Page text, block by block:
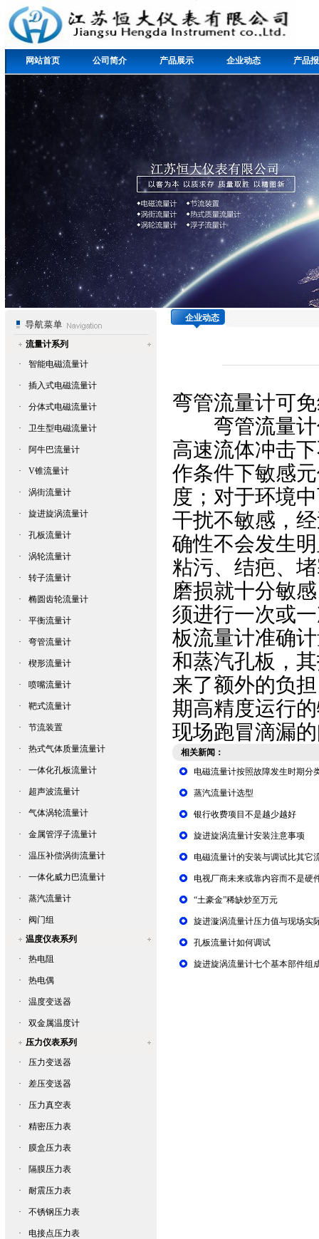
网站首页 公司简介 产品展示 企业动态 产品
流量计系列
·
智能电磁流量计
· 插入式电磁流量计
· 分体式电磁流量计
· 卫生型电磁流量计
· 阿牛巴流量计
· V锥流量计
· 涡街流量计
· 旋进旋涡流量计
· 孔板流量计
· 涡轮流量计
· 转子流量计
· 椭圆齿轮流量计
· 平衡流量计
· 弯管流量计
· 楔形流量计
· 喷嘴流量计
· 靶式流量计
· 节流装置
· 热式气体质量流量计
· 一体化孔板流量计
· 超声波流量计
· 气体涡轮流量计
· 金属管浮子流量计
· 温压补偿涡街流量计
· 一体化威力巴流量计
· 蒸汽流量计
·
阀门组
温度仪表系列
·
热电阻
· 热电偶
· 温度变送器
·
双金属温度计
压力仪表系列
·
压力变送器
· 差压变送器
· 压力真空表
· 精密压力表
· 膜盒压力表
· 隔膜压力表
· 耐震压力表
· 不锈钢压力表
·
电接点压力表
企业动态
弯管流量计可
弯管流量计
高速流体冲击
作条件下敏感
度；对于环境
干扰不敏感，
确性不会发生
粘污、结疤、
磨损就十分敏
须进行一次或
板流量计准确
和蒸汽孔板，
来了额外的负
期高精度运行
现场跑冒滴漏
相关新闻：
电磁流量计按照故障发生时期分
蒸汽流量计选型
银行收费项目不是越少越好
旋进旋涡流量计安装注意事项
电磁流量计的安装与调试比其它
电视厂商未来或靠内容而不是硬
“土豪金”稀缺炒至万元
旋进漩涡流量计压力值与现场实
孔板流量计如何调试
旋进旋涡流量计七个基本部件组